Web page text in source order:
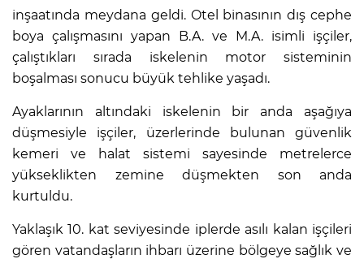
inşaatında meydana geldi. Otel binasının dış cephe
boya çalışmasını yapan B.A. ve M.A. isimli işçiler,
çalıştıkları sırada iskelenin motor sisteminin
boşalması sonucu büyük tehlike yaşadı.
Ayaklarının altındaki iskelenin bir anda aşağıya
düşmesiyle işçiler, üzerlerinde bulunan güvenlik
kemeri ve halat sistemi sayesinde metrelerce
yükseklikten zemine düşmekten son anda
kurtuldu.
Yaklaşık 10. kat seviyesinde iplerde asılı kalan işçileri
gören vatandaşların ihbarı üzerine bölgeye sağlık ve